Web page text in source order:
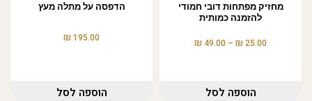
מחזיק מפתחות דובי חמודי
להזמנה כמותית
25.00
₪
–
49.00
₪
הוספה לסל
הדפסה על מתלה מעץ
195.00
₪
הוספה לסל